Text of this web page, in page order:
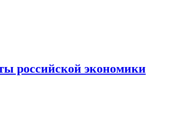
российской экономики